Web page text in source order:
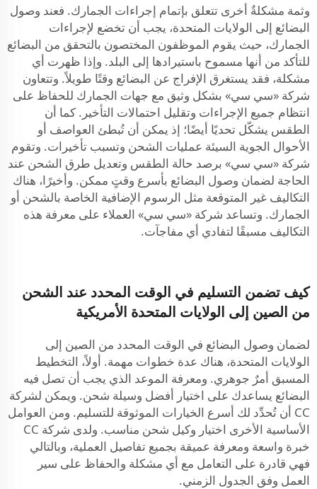
وثمة مشكلةٌ أخرى تتعلق بإتمام إجراءات الجمارك. فعند وصول
البضائع إلى الولايات المتحدة، يجب أن تخضع لإجراءات
الجمارك، حيث يقوم الموظفون المختصون بالتحقق من البضائع
للتأكد من أنها مسموح باستيرادها إلى البلد. وإذا ظهرت أي
مشكلة، فقد يستغرق الإفراج عن البضائع وقتًا طويلاً. وتتعاون
شركة «سي سي» بشكل وثيق مع جهات الجمارك للحفاظ على
انتظام جميع الإجراءات وتقليل احتمالات التأخير. كما أن
الطقس يشكّل تحديًا أيضًا؛ إذ يمكن أن تُبطئ العواصف أو
الأحوال الجوية السيئة عمليات الشحن وتسبب تأخيرات. وتقوم
شركة «سي سي» برصد حالة الطقس وتعديل طرق الشحن عند
الحاجة لضمان وصول البضائع بأسرع وقتٍ ممكن. وأخيرًا، هناك
التكاليف غير المتوقعة مثل الرسوم الإضافية الخاصة بالشحن أو
الجمارك. وتساعد شركة «سي سي» العملاء على معرفة هذه
التكاليف مسبقًا لتفادي أي مفاجآت.
كيف تضمن التسليم في الوقت المحدد عند الشحن
من الصين إلى الولايات المتحدة الأمريكية
لضمان وصول البضائع في الوقت المحدد من الصين إلى
الولايات المتحدة، هناك عدة خطوات مهمة. أولاً، التخطيط
المسبق أمرٌ جوهري. ومعرفة الموعد الذي يجب أن تصل فيه
البضائع يساعدك على اختيار أفضل وسيلة شحن. ويمكن لشركة
CC أن تُحدِّد لك أسرع الخيارات الموثوقة للتسليم. ومن العوامل
الأساسية الأخرى اختيار وكيل شحن مناسب. ولدى شركة CC
خبرة واسعة ومعرفة عميقة بجميع تفاصيل العملية، وبالتالي
فهي قادرة على التعامل مع أي مشكلة والحفاظ على سير
العمل وفق الجدول الزمني.